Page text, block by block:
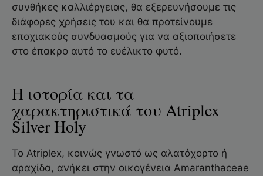
συνθήκες καλλιέργειας, θα εξερευνήσουμε τις
διάφορες χρήσεις του και θα προτείνουμε
εποχιακούς συνδυασμούς για να αξιοποιήσετε
στο έπακρο αυτό το ευέλικτο φυτό.
Η ιστορία και τα
χαρακτηριστικά του Atriplex
Silver Holy
Το Atriplex, κοινώς γνωστό ως αλατόχορτο ή
αραχίδα, ανήκει στην οικογένεια Amaranthaceae